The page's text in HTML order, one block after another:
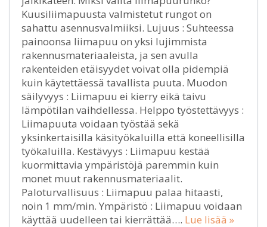
Kuusiliimapuusta valmistetut rungot on
sahattu asennusvalmiiksi. Lujuus : Suhteessa
painoonsa liimapuu on yksi lujimmista
rakennusmateriaaleista, ja sen avulla
rakenteiden etäisyydet voivat olla pidempiä
kuin käytettäessä tavallista puuta. Muodon
säilyvyys : Liimapuu ei kierry eikä taivu
lämpötilan vaihdellessa. Helppo työstettävyys :
Liimapuuta voidaan työstää sekä
yksinkertaisilla käsityökaluilla että koneellisilla
työkaluilla. Kestävyys : Liimapuu kestää
kuormittavia ympäristöjä paremmin kuin
monet muut rakennusmateriaalit.
Paloturvallisuus : Liimapuu palaa hitaasti,
noin 1 mm/min. Ympäristö : Liimapuu voidaan
käyttää uudelleen tai kierrättää…. Lue lisää »